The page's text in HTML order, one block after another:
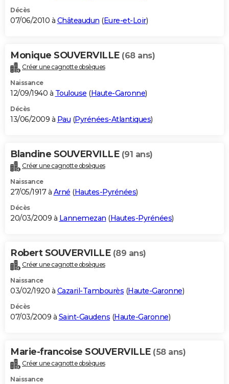
Décès
07/06/2010 à Châteaudun (Eure-et-Loir)
Monique SOUVERVILLE (68 ans)
Créer une cagnotte obsèques
Naissance
12/09/1940 à Toulouse (Haute-Garonne)
Décès
13/06/2009 à Pau (Pyrénées-Atlantiques)
Blandine SOUVERVILLE (91 ans)
Créer une cagnotte obsèques
Naissance
27/05/1917 à Arné (Hautes-Pyrénées)
Décès
20/03/2009 à Lannemezan (Hautes-Pyrénées)
Robert SOUVERVILLE (89 ans)
Créer une cagnotte obsèques
Naissance
03/02/1920 à Cazaril-Tambourès (Haute-Garonne)
Décès
07/03/2009 à Saint-Gaudens (Haute-Garonne)
Marie-francoise SOUVERVILLE (58 ans)
Créer une cagnotte obsèques
Naissance